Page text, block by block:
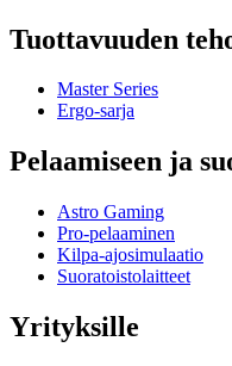
Tuottavuuden
Master Series
Ergo-sarja
Pelaamiseen ja
Astro Gaming
Pro-pelaaminen
Kilpa-ajosimulaatio
Suoratoistolaitteet
Yrityksille